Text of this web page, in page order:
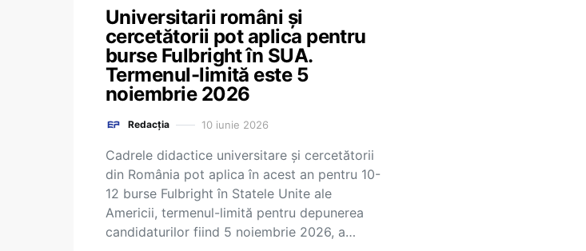
Universitarii români și
cercetătorii pot aplica pentru
burse Fulbright în SUA.
Termenul-limită este 5
noiembrie 2026
Redacția 10 iunie 2026
Cadrele didactice universitare și cercetătorii
din România pot aplica în acest an pentru 10-
12 burse Fulbright în Statele Unite ale
Americii, termenul-limită pentru depunerea
candidaturilor fiind 5 noiembrie 2026, a…